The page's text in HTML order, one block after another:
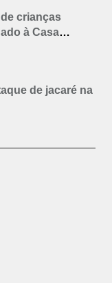
crianças
à Casa
de jacaré na